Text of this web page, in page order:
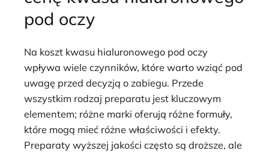
pod oczy
Na koszt kwasu hialuronowego pod oczy
wpływa wiele czynników, które warto wziąć pod
uwagę przed decyzją o zabiegu. Przede
wszystkim rodzaj preparatu jest kluczowym
elementem; różne marki oferują różne formuły,
które mogą mieć różne właściwości i efekty.
Preparaty wyższej jakości często są droższe, ale